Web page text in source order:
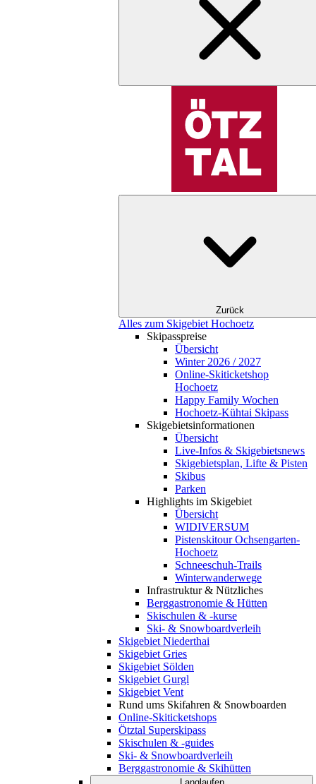
Zurück
Alles zum Skigebiet Hochoetz
Skipasspreise
Übersicht
Winter 2026 / 2027
Online-Skiticketshop
Hochoetz
Happy Family Wochen
Hochoetz-Kühtai Skipass
Skigebietsinformationen
Übersicht
Live-Infos & Skigebietsnews
Skigebietsplan, Lifte & Pisten
Skibus
Parken
Highlights im Skigebiet
Übersicht
WIDIVERSUM
Pistenskitour Ochsengarten-
Hochoetz
Schneeschuh-Trails
Winterwanderwege
Infrastruktur & Nützliches
Berggastronomie & Hütten
Skischulen & -kurse
Ski- & Snowboardverleih
Skigebiet Niederthai
Skigebiet Gries
Skigebiet Sölden
Skigebiet Gurgl
Skigebiet Vent
Rund ums Skifahren & Snowboarden
Online-Skiticketshops
Ötztal Superskipass
Skischulen & -guides
Ski- & Snowboardverleih
Berggastronomie & Skihütten